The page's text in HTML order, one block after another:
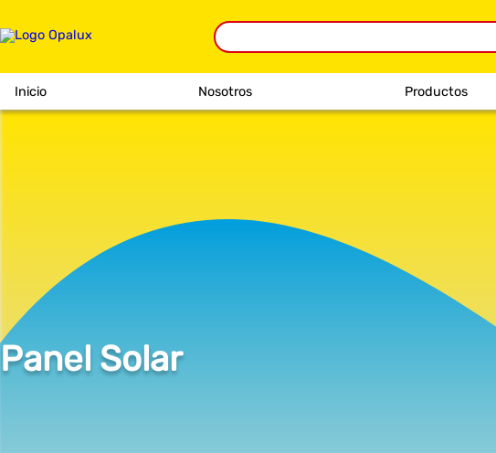
Inicio Nosotros Productos
Panel Solar